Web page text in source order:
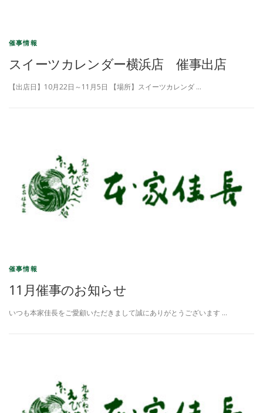
催事情報
スイーツカレンダー横浜店 催事出店
【出店日】10月22日～11月5日 【場所】スイーツカレンダ …
催事情報
11月催事のお知らせ
いつも本家佳長をご愛顧いただきまして誠にありがとうございます …